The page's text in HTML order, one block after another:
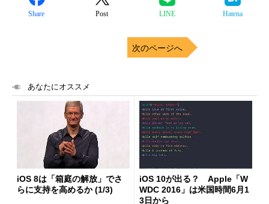
Share Post LINE Hatena
次のページへ
あなたにオススメ
iOS 8は「箱庭の解放」でさ
らに支持を高めるか (1/3)
iOS 10が出る？ Apple「W
WDC 2016」は米国時間6月1
3日から